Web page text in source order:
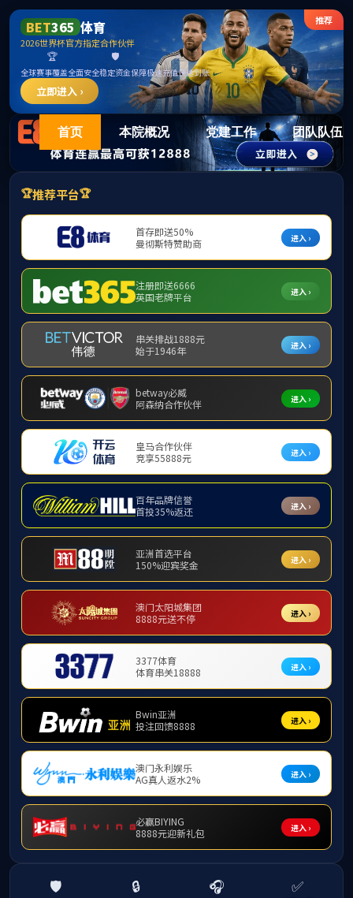
15vip
首页 本院概况 党建工作 团队队伍
党建工作
办事指南
党建活动
组织生活
党建活
计算
为扎
革命文
克农故居
李克
出了巨大
迹和卓
了他们对